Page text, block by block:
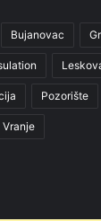
Bujanovac
Pozorište
Vranje